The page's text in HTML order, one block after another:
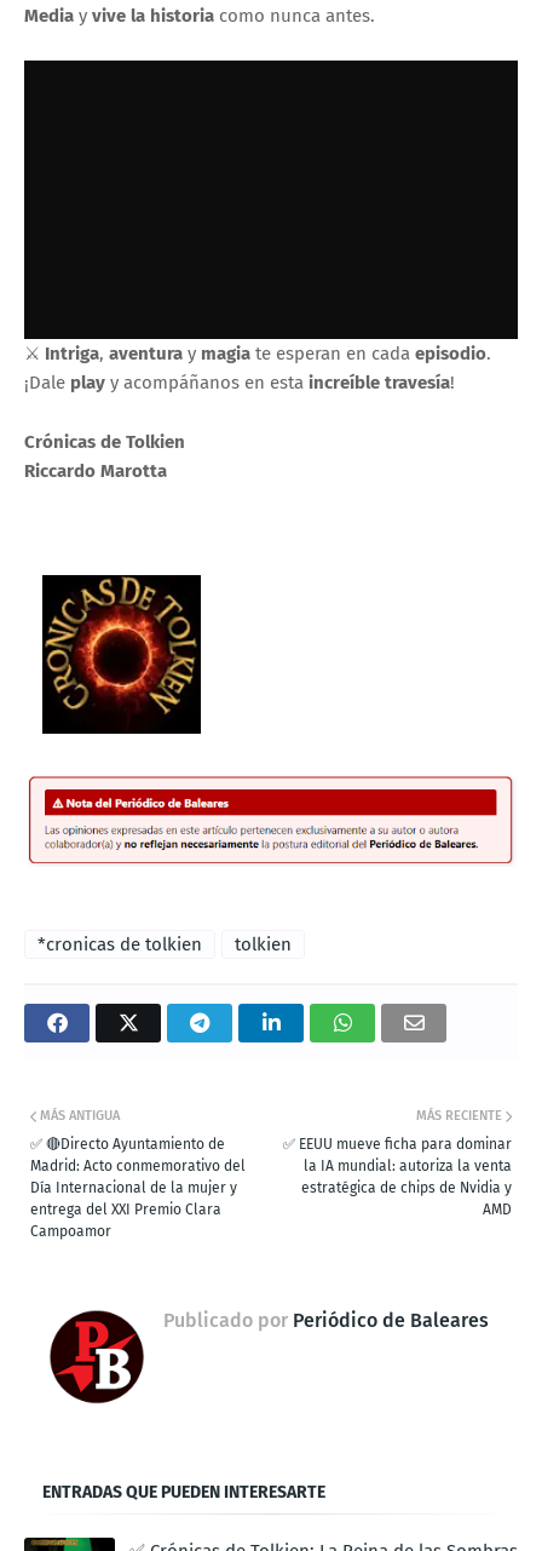
Media y vive la historia como nunca antes.
⚔️ Intriga, aventura y magia te esperan en cada episodio.
¡Dale play y acompáñanos en esta increíble travesía!
Crónicas de Tolkien
Riccardo Marotta
*cronicas de tolkien tolkien
MÁS RECIENTE
✅ EEUU mueve ficha para dominar
la IA mundial: autoriza la venta
estratégica de chips de Nvidia y
AMD
MÁS ANTIGUA
✅ 🔴Directo Ayuntamiento de
Madrid: Acto conmemorativo del
Día Internacional de la mujer y
entrega del XXI Premio Clara
Campoamor
Publicado por Periódico de Baleares
ENTRADAS QUE PUEDEN INTERESARTE